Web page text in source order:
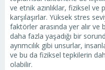
ve etnik azınlıklar, fiziksel
karşılaşırlar. Yüksek stres
faktörler arasında yer alır ve
daha fazla yaşadığı bir
ayrımcılık gibi unsurlar,
ve bu da fiziksel tepkilerin
olabilir.